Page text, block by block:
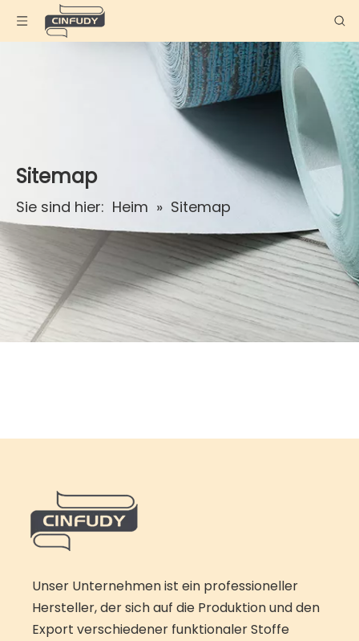
Sitemap
Sie sind hier: Heim » Sitemap
Unser Unternehmen ist ein professioneller
Hersteller, der sich auf die Produktion und den
Export verschiedener funktionaler Stoffe